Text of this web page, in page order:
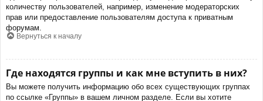
количеству пользователей, например, изменение модераторских
прав или предоставление пользователям доступа к приватным
форумам.
Вернуться к началу
Где находятся группы и как мне вступить в них?
Вы можете получить информацию обо всех существующих группах
по ссылке «Группы» в вашем личном разделе. Если вы хотите